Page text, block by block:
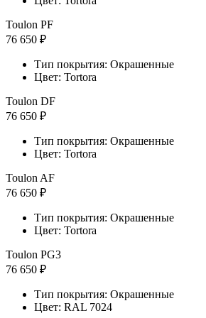
Toulon PF
76 650 ₽
Тип покрытия: Окрашенные
Цвет: Tortora
Toulon DF
76 650 ₽
Тип покрытия: Окрашенные
Цвет: Tortora
Toulon AF
76 650 ₽
Тип покрытия: Окрашенные
Цвет: Tortora
Toulon PG3
76 650 ₽
Тип покрытия: Окрашенные
Цвет: RAL 7024